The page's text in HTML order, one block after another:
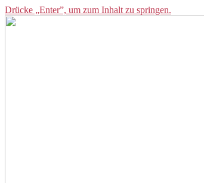
Drücke „Enter”, um zum Inhalt zu springen.